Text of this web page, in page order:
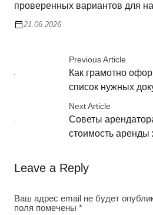
проверенных вариантов для
21.06.2026
Previous Article
Как грамотно
список нужных
Next Article
Советы
стоимость аренды
Leave a Reply
Ваш адрес email не будет
поля помечены *